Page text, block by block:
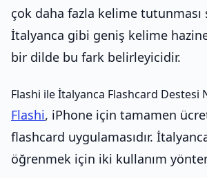
çok daha fazla kelime tutunması
İtalyanca gibi geniş kelime
bir dilde bu fark belirleyicidir.
Flashi ile İtalyanca Flashcard Destesi
Flashi, iPhone için tamamen
flashcard uygulamasıdır.
öğrenmek için iki kullanım